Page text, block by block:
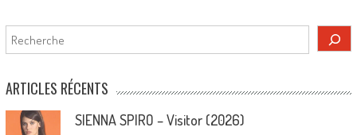
Rechercher
ARTICLES RÉCENTS
SIENNA SPIRO – Visitor (2026)